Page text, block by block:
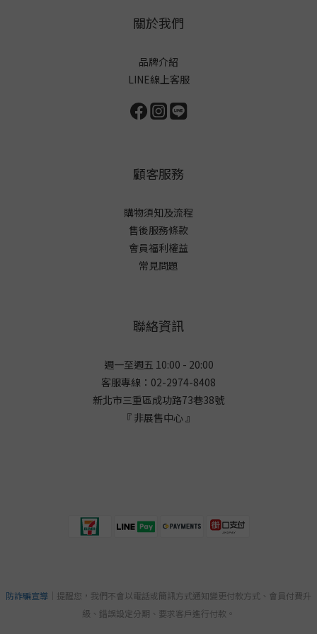
關於我們
品牌介紹
LINE線上客服
顧客服務
購物須知及流程
售後服務條款
會員福利權益
常見問題
聯絡資訊
週一至週五 10:00 - 20:00
客服專線：02-2974-8408
新北市三重區成功路73巷38號
『 非展售中心 』
防詐騙宣導 ｜提醒您，我們不會以電話或簡訊方式通知變更付款方式、會員付費升
級、錯誤設定分期、要求客戶進行付款。